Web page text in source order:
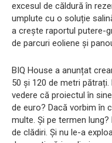
excesul de căldură în
umplute cu o soluție
a crește raportul putere-
de parcuri eoliene și
BIQ House a anunțat
50 și 120 de metri
vedere că proiectul în
de euro? Dacă vorbim în
multe. Și pe termen
de clădiri. Și nu le-a